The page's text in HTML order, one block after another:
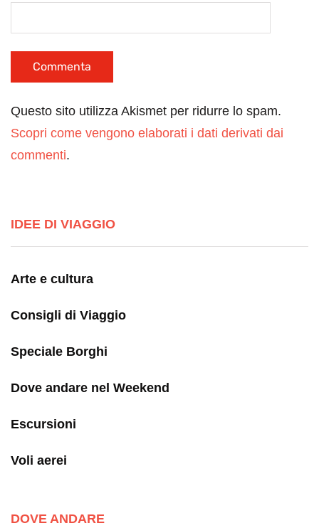
Questo sito utilizza Akismet per ridurre lo spam.
Scopri come vengono elaborati i dati derivati dai
commenti.
IDEE DI VIAGGIO
Arte e cultura
Consigli di Viaggio
Speciale Borghi
Dove andare nel Weekend
Escursioni
Voli aerei
DOVE ANDARE